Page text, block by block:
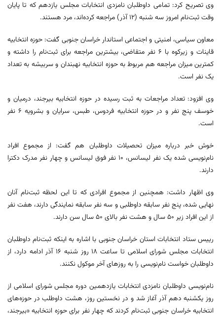
وی تصریح کرد: تمامی داوطلبان نامزدی انتخابات مجلس یازدهم که تا پایان
وقت ثبت‌نام امروز سه شنبه (۱۲ آذر) مراجعه کرده‌اند، مرد هستند.
معاون سیاسی، امنیتی و اجتماعی استاندار خراسان جنوبی گفت: حوزه انتخابیه
قاینات و زیرکوه با ۶ نفر متقاضی، بیشترین مراجعه برای ثبت‌نام را داشته و
کمترین میزان مراجعه هم مربوط به حوزه انتخابیه نهبندان و سربیشه به تعداد
یک نفر است.
وی افزود: تعداد مراجعات به ثبت رسیده در حوزه انتخابیه بیرجند، درمیان و
خوسف پنج نفر و در حوزه انتخابیه فردوس، طبس، سرایان و بشرویه ۶ نفر
است.
خوش خبر درباره میزان تحصیلات داوطلبان هم گفت: از مجموع افراد
نام‌نویسی شده یک نفر لیسانس، ۱۰ نفر فوق لیسانس و چهار نفر مدرک دکترا
دارند.
وی اظهار داشت: همچنین از مجموع افرادی که تا این لحظه ثبت‌نام آنان
نهایی شده، پنج نفر سابقه داوطلبی و سه نفر سابقه نمایندگی دارند، هفت نفر
از این افراد زیر ۵۰ سال و هشت نفر بالای ۵۰ سال سن دارند.
رییس ستاد انتخابات استان خراسان جنوبی با اشاره به اینکه ثبت‌نام داوطلبان
انتخابات مجلس شورای اسلامی تا ساعت ۱۸ روز شنبه ۱۶ آذر ادامه دارد، از
داوطلبان خواست نام‌نویسی را به روزهای آخر موکول نکنند.
نام‌نویسی داوطلبان نامزدی انتخابات یازدهمین دوره مجلس شورای اسلامی از
روز یکشنبه دهم آذر آغاز شد و در نخستین روز، هشت داوطلب در حوزه‌های
انتخابیه خراسان جنوبی ثبت‌نام کردند که چهار نفر برای حوزه انتخابیه «بیرجند،